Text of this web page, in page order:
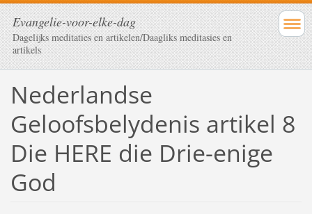
Evangelie-voor-elke-dag
Dagelijks meditaties en artikelen/Daagliks meditasies en
artikels
Nederlandse
Geloofsbelydenis artikel 8
Die HERE die Drie-enige
God